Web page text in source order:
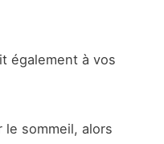
également à vos
sommeil, alors